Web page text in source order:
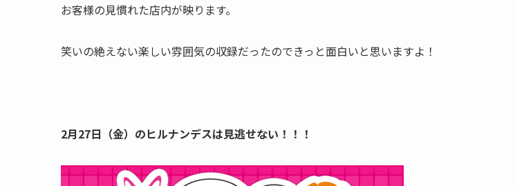
お客様の見慣れた店内が映ります。
笑いの絶えない楽しい雰囲気の収録だったのできっと面白いと思いますよ！
2月27日（金）のヒルナンデスは見逃せない！！！